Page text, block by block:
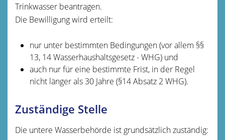
Trinkwasser beantragen.
Die Bewilligung wird erteilt:
nur unter bestimmten Bedingungen (vor allem §§
13, 14 Wasserhaushaltsgesetz - WHG) und
auch nur für eine bestimmte Frist, in der Regel
nicht länger als 30 Jahre (§14 Absatz 2 WHG).
Zuständige Stelle
Die untere Wasserbehörde ist grundsätzlich zuständig: